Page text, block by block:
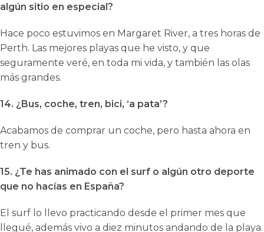
algún sitio en especial?
Hace poco estuvimos en Margaret River, a tres horas de
Perth. Las mejores playas que he visto, y que
seguramente veré, en toda mi vida, y también las olas
más grandes.
14. ¿Bus, coche, tren, bici, ‘a pata’?
Acabamos de comprar un coche, pero hasta ahora en
tren y bus.
15. ¿Te has animado con el surf o algún otro deporte
que no hacías en España?
El surf lo llevo practicando desde el primer mes que
llegué, además vivo a diez minutos andando de la playa.